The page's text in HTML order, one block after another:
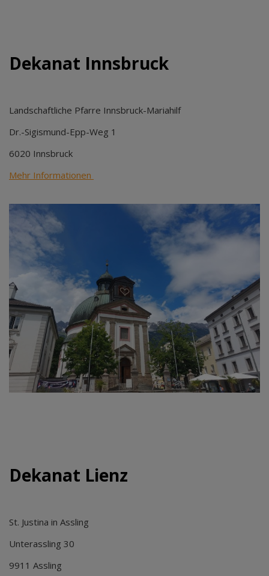
Dekanat Innsbruck
Landschaftliche Pfarre Innsbruck-Mariahilf
Dr.-Sigismund-Epp-Weg 1
6020 Innsbruck
Mehr Informationen
Dekanat Lienz
St. Justina in Assling
Unterassling 30
9911 Assling